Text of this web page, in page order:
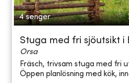
4 senger
Stuga med fri sjöutsikt i
Orsa
Fräsch, trivsam stuga med fri
Öppen planlösning med kök,